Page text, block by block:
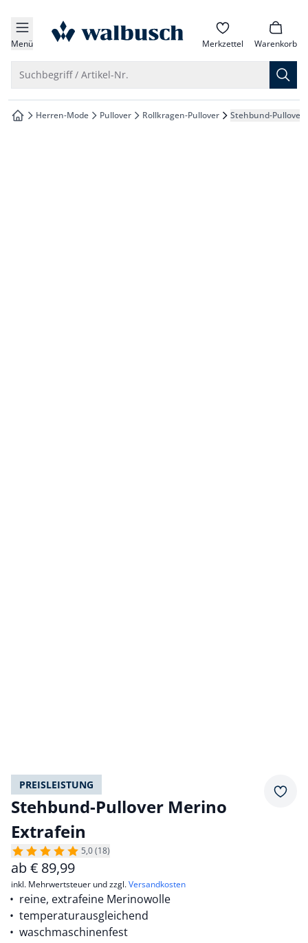
springen
springen
springen
springen
Menü zur Startseite Merkzettel Warenkorb
Suchbegriff / Artikel-Nr.
zur Startseite
Herren-Mode Pullover Rollkragen-Pullover Stehbund-Pullover
PREISLEISTUNG
Stehbund-Pullover Merino
Extrafein
5,0 (18)
ab€ 89,99
inkl. Mehrwertsteuer und zzgl.Versandkosten
reine, extrafeine Merinowolle
temperaturausgleichend
waschmaschinenfest